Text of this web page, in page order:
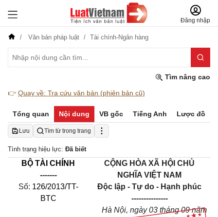
Đăng nhập
Văn bản pháp luật Tài chính-Ngân hàng
Tìm nâng cao
👉 Quay về: Tra cứu văn bản (phiên bản cũ)
Tổng quan Nội dung VB gốc Tiếng Anh Lược đồ
Lưu Tìm từ trong trang
Tình trạng hiệu lực: Đã biết
BỘ TÀI CHÍNH
-------
Số: 126/2013/TT-
BTC
CỘNG HÒA XÃ HỘI CHỦ
NGHĨA VIỆT NAM
Độc lập - Tự do - Hạnh phúc
---------------
Hà Nội, ngày 03 tháng 09 năm